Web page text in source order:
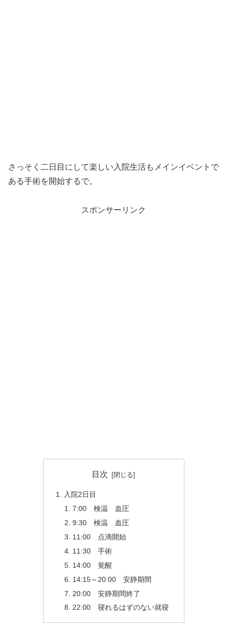
さっそく二日目にして楽しい入院生活もメインイベントで
ある手術を開始するで。
スポンサーリンク
目次
入院2日目
7:00 検温 血圧
9:30 検温 血圧
11:00 点滴開始
11:30 手術
14:00 覚醒
14:15～20:00 安静期間
20:00 安静期間終了
22:00 寝れるはずのない就寝